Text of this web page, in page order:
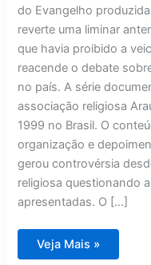
do Evangelho
reverte uma liminar
que havia proibido a
reacende o debate
no país. A série
associação religiosa
1999 no Brasil. O
organização e
gerou controvérsia
religiosa questionando
apresentadas. O […]
Ministro
libera
Veja Mais »